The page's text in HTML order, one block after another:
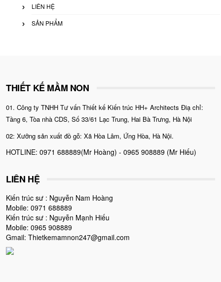
LIÊN HỆ
SẢN PHẨM
THIẾT KẾ MẦM NON
01. Công ty TNHH Tư vấn Thiết kế Kiến trúc HH+ Architects Điạ chỉ:
Tầng 6, Tòa nhà CDS, Số 33/61 Lạc Trung, Hai Bà Trưng, Hà Nội
02: Xưởng sản xuất đồ gỗ: Xã Hòa Lâm, Ứng Hòa, Hà Nội.
HOTLINE: 0971 688889(Mr Hoàng) - 0965 908889 (Mr Hiếu)
LIÊN HỆ
Kiến trúc sư : Nguyễn Nam Hoàng
Mobile: 0971 688889
Kiến trúc sư : Nguyễn Mạnh Hiếu
Mobile: 0965 908889
Gmail: Thietkemamnon247@gmail.com